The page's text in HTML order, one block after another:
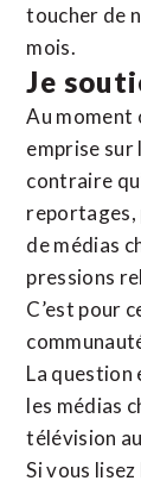
toucher de
mois.
Je
Au moment
emprise sur
contraire
reportages,
de médias
pressions
C’est pour
La question
les médias
télévision
Si vous